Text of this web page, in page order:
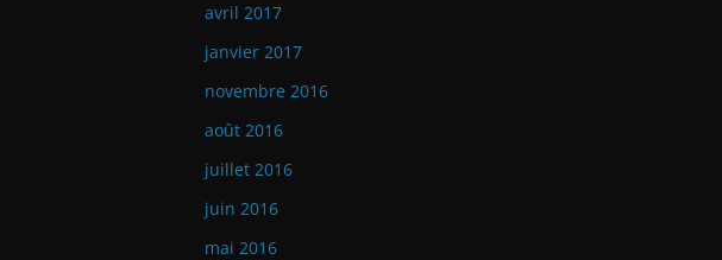
avril 2017
janvier 2017
novembre 2016
août 2016
juillet 2016
juin 2016
mai 2016